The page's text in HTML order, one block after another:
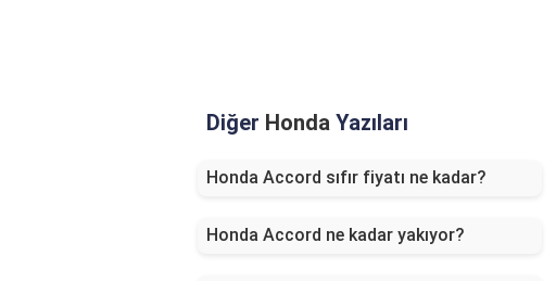
Diğer Honda Yazıları
Honda Accord sıfır fiyatı ne kadar?
Honda Accord ne kadar yakıyor?